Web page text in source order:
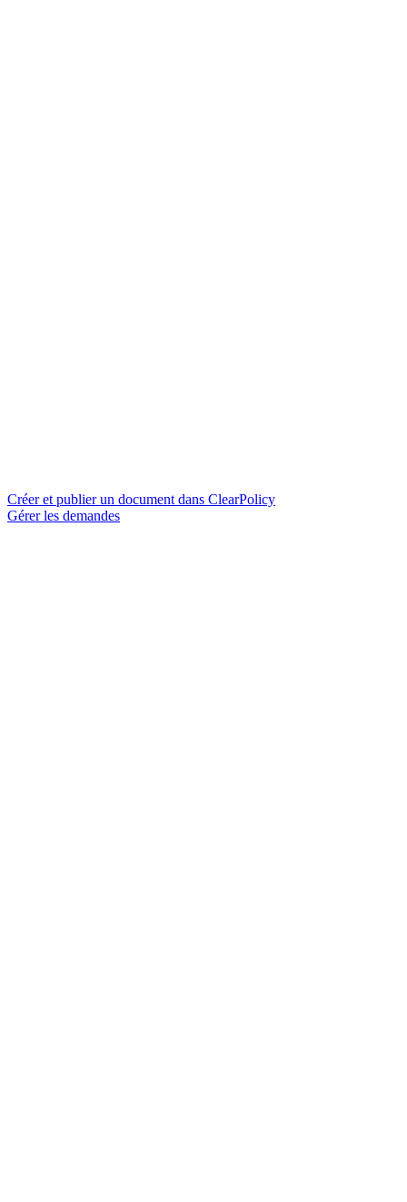
Créer et publier un document dans ClearPolicy
Gérer les demandes